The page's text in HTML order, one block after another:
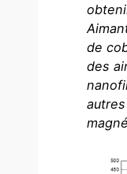
de
des